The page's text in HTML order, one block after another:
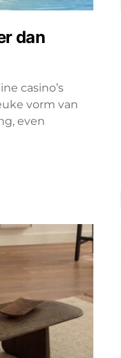
dan
casino’s
vorm van
even